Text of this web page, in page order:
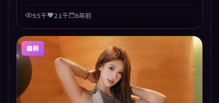
9.5千 2.1千 6年前
最新